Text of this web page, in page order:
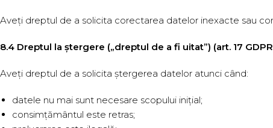
Aveți dreptul de a solicita corectarea datelor inexacte sau
8.4 Dreptul la ștergere („dreptul de a fi uitat”) (art. 17
Aveți dreptul de a solicita ștergerea datelor atunci când:
datele nu mai sunt necesare scopului inițial;
consimțământul este retras;